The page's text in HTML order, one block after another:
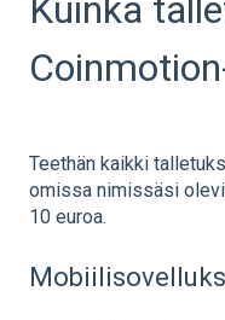
Kuinka
Teethän kaikki
omissa nimissäsi
10 euroa.